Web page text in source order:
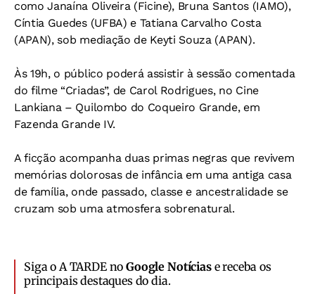
como Janaína Oliveira (Ficine), Bruna Santos (IAMO),
Cíntia Guedes (UFBA) e Tatiana Carvalho Costa
(APAN), sob mediação de Keyti Souza (APAN).
Às 19h, o público poderá assistir à sessão comentada
do filme “Criadas”, de Carol Rodrigues, no Cine
Lankiana – Quilombo do Coqueiro Grande, em
Fazenda Grande IV.
A ficção acompanha duas primas negras que revivem
memórias dolorosas de infância em uma antiga casa
de família, onde passado, classe e ancestralidade se
cruzam sob uma atmosfera sobrenatural.
Siga o A TARDE noGoogle Notíciase receba os
principais destaques do dia.